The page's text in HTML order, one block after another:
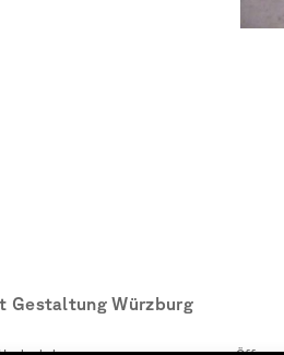
Gestaltung Würzburg